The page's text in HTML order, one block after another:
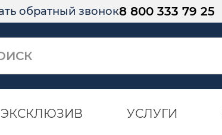
обратный звонок8 800 333 79 25
ЭКСКЛЮЗИВ УСЛУГИ